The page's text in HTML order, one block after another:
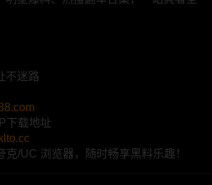
不迷路
下载地址
克/UC 浏览器，随时畅享黑料乐趣！